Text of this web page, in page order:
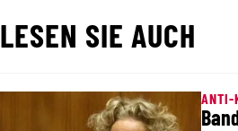
LESEN SIE AUCH
ANTI-